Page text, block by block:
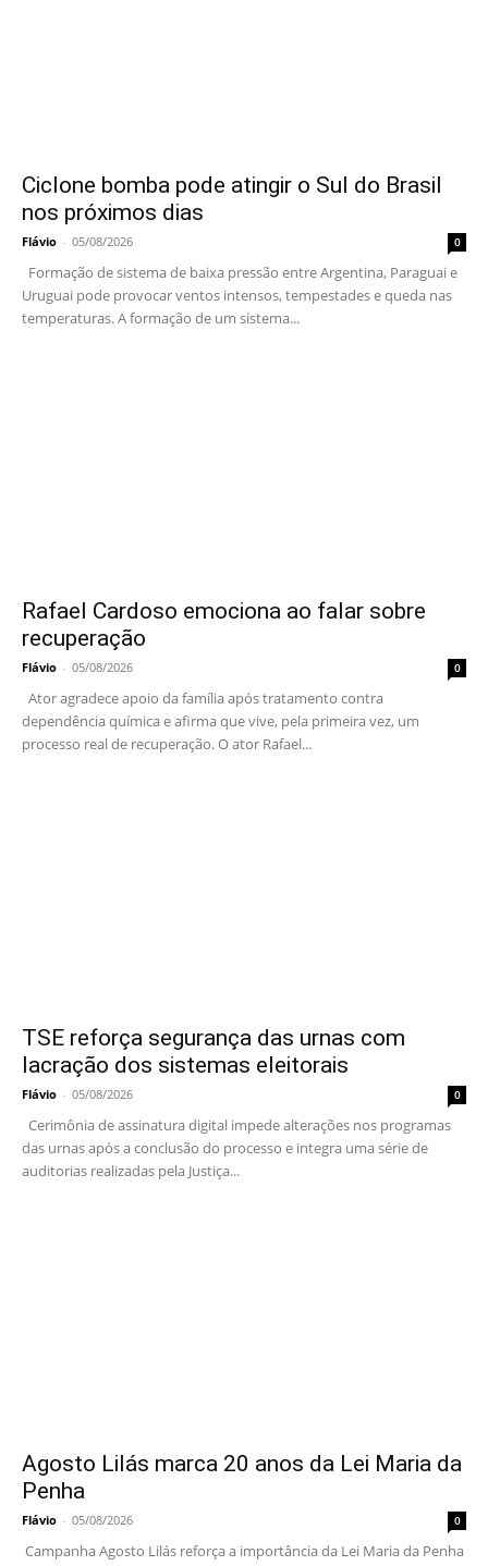
Ciclone bomba pode atingir o Sul do Brasil
nos próximos dias
Flávio - 05/08/2026 0
Formação de sistema de baixa pressão entre Argentina, Paraguai e
Uruguai pode provocar ventos intensos, tempestades e queda nas
temperaturas. A formação de um sistema...
Rafael Cardoso emociona ao falar sobre
recuperação
Flávio - 05/08/2026 0
Ator agradece apoio da família após tratamento contra
dependência química e afirma que vive, pela primeira vez, um
processo real de recuperação. O ator Rafael...
TSE reforça segurança das urnas com
lacração dos sistemas eleitorais
Flávio - 05/08/2026 0
Cerimônia de assinatura digital impede alterações nos programas
das urnas após a conclusão do processo e integra uma série de
auditorias realizadas pela Justiça...
Agosto Lilás marca 20 anos da Lei Maria da
Penha
Flávio - 05/08/2026 0
Campanha Agosto Lilás reforça a importância da Lei Maria da Penha